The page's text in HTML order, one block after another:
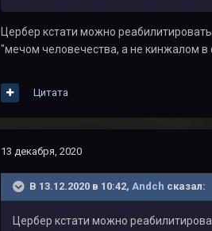
Цербер кстати можно
"мечом человечества, а не кинжалом в
Цитата
13 декабря, 2020
В 13.12.2020 в 10:42, Andch сказал:
Цербер кстати можно